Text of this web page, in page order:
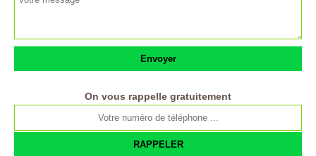
On vous rappelle gratuitement